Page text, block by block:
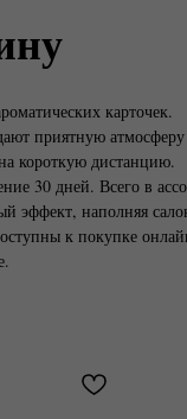
карточек.
приятную
короткую дистанцию.
30 дней. Всего в
эффект, наполняя
к покупке